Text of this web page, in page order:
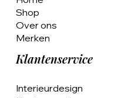
Shop
Over ons
Merken
Klantenservice
Interieurdesign